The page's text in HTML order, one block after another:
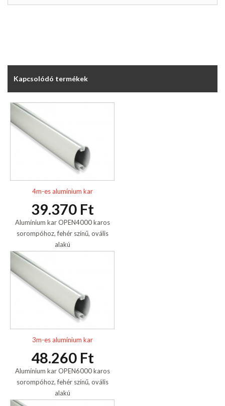
Kapcsolódó termékek
4m-es alumínium kar
39.370 Ft
Alumínium kar OPEN4000 karos
sorompóhoz, fehér színű, ovális
alakú
3m-es alumínium kar
48.260 Ft
Alumínium kar OPEN6000 karos
sorompóhoz, fehér színű, ovális
alakú